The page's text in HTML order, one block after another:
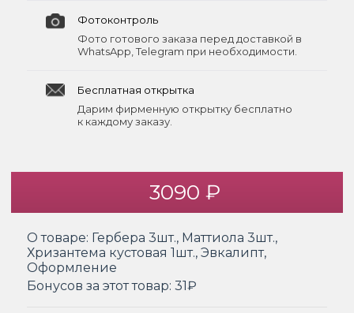
Фотоконтроль
Фото готового заказа перед доставкой в
WhatsApp, Telegram при необходимости.
Бесплатная открытка
Дарим фирменную открытку бесплатно
к каждому заказу.
3090 ₽
О товаре: Гербера 3шт., Маттиола 3шт.,
Хризантема кустовая 1шт., Эвкалипт,
Оформление
Бонусов за этот товар: 31₽